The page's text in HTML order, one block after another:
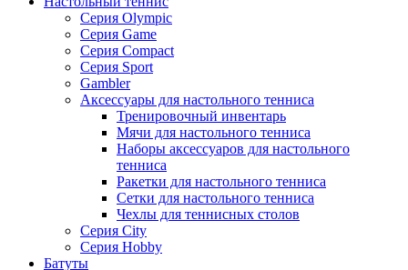
Серия Olympic
Серия Game
Серия Compact
Серия Sport
Gambler
Аксессуары для настольного тенниса
Тренировочный инвентарь
Мячи для настольного тенниса
Наборы аксессуаров для настольного
тенниса
Ракетки для настольного тенниса
Сетки для настольного тенниса
Чехлы для теннисных столов
Серия City
Серия Hobby
Батуты